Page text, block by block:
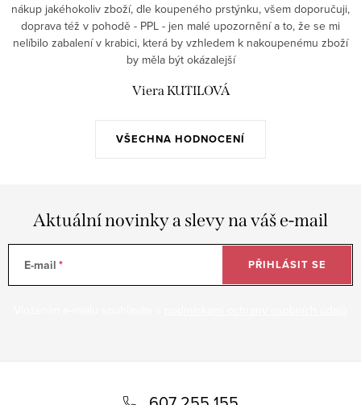
VŠECHNA HODNOCENÍ
nákup jakéhokoliv zboží, dle koupeného prstýnku, všem doporučuji,
doprava též v pohodě - PPL - jen malé upozornění a to, že se mi
nelíbilo zabalení v krabici, která by vzhledem k nakoupenému zboží
by měla být okázalejší
Viera KUTILOVÁ
Aktuální novinky a slevy na váš e-mail
E-mail PŘIHLÁSIT SE